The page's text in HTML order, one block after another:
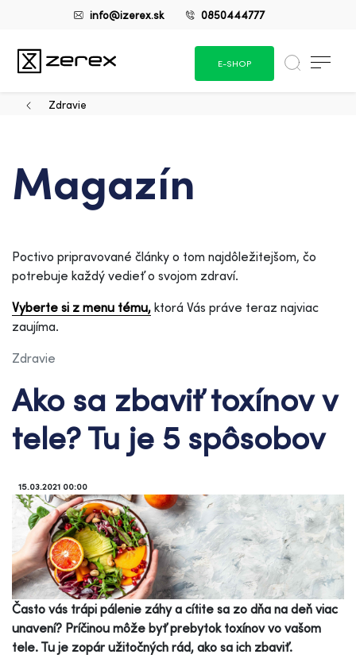
info@izerex.sk 0850444777
E-SHOP
Zdravie
Magazín
Poctivo pripravované články o tom najdôležitejšom, čo
potrebuje každý vedieť o svojom zdraví.
Vyberte si z menu tému, ktorá Vás práve teraz najviac
zaujíma.
Zdravie
Ako sa zbaviť toxínov v
tele? Tu je 5 spôsobov
15.03.2021 00:00
Často vás trápi pálenie záhy a cítite sa zo dňa na deň viac
unavení? Príčinou môže byť prebytok toxínov vo vašom
tele. Tu je zopár užitočných rád, ako sa ich zbaviť.